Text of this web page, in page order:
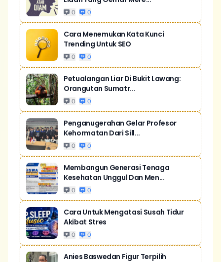
0 0
Cara Menemukan Kata Kunci
Trending Untuk SEO
0 0
Petualangan Liar Di Bukit Lawang:
Orangutan Sumatr...
0 0
Penganugerahan Gelar Profesor
Kehormatan Dari Sill...
0 0
Membangun Generasi Tenaga
Kesehatan Unggul Dan Men...
0 0
Cara Untuk Mengatasi Susah Tidur
Akibat Stres
0 0
Anies Baswedan Figur Terpilih